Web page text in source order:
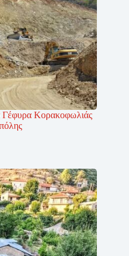
Γέφυρα Κορακοφωλιάς